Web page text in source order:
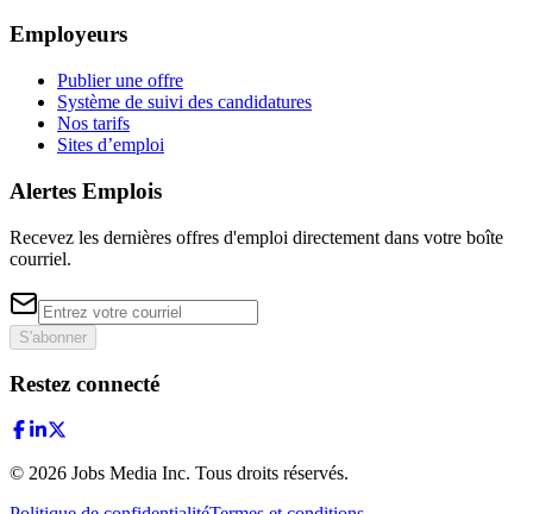
Employeurs
Publier une offre
Système de suivi des candidatures
Nos tarifs
Sites d’emploi
Alertes Emplois
Recevez les dernières offres d'emploi directement dans votre boîte
courriel.
S'abonner
Restez connecté
© 2026 Jobs Media Inc. Tous droits réservés.